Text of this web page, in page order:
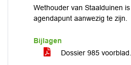
Wethouder van Staalduinen
agendapunt aanwezig te zijn.
Bijlagen
Dossier 985